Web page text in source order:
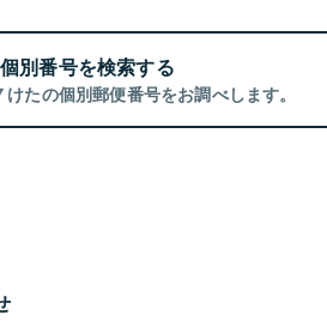
別番号を検索する
たの個別郵便番号をお調べします。